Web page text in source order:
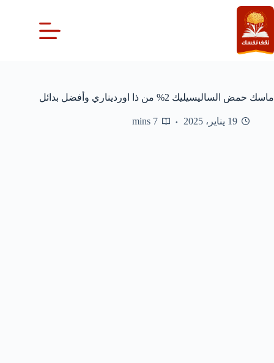
التجاوز
إلى
المحتوى
ماسك حمض الساليسيليك 2% من ذا اورديناري وأفضل بدائل
19 يناير، 2025 7 mins